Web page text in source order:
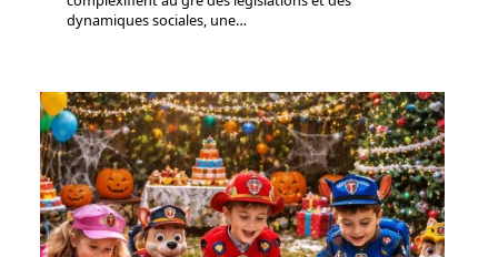
dynamiques sociales, une…